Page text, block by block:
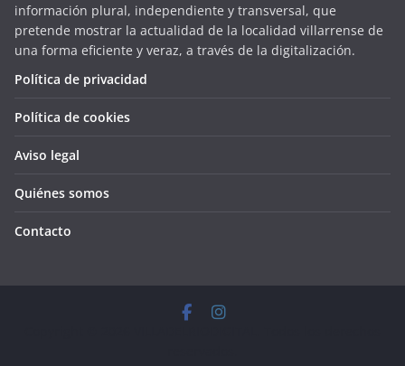
información plural, independiente y transversal, que
pretende mostrar la actualidad de la localidad villarrense de
una forma eficiente y veraz, a través de la digitalización.
Política de privacidad
Política de cookies
Aviso legal
Quiénes somos
Contacto